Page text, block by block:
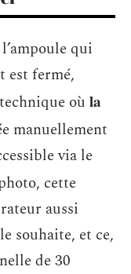
qui
est fermé,
où la
manuellement
via le
cette
aussi
souhaite, et ce,
de 30